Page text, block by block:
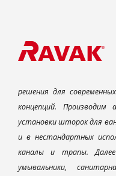
решения для
концепций.
установки шторок для
и в нестандартных
каналы и трапы.
умывальники,